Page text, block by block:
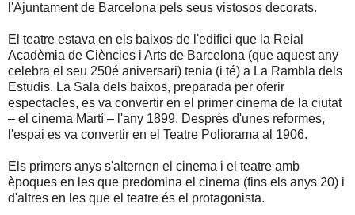
l'Ajuntament de Barcelona pels seus vistosos decorats.
El teatre estava en els baixos de l'edifici que la Reial
Acadèmia de Ciències i Arts de Barcelona (que aquest any
celebra el seu 250é aniversari) tenia (i té) a La Rambla dels
Estudis. La Sala dels baixos, preparada per oferir
espectacles, es va convertir en el primer cinema de la ciutat
– el cinema Martí – l'any 1899. Després d'unes reformes,
l'espai es va convertir en el Teatre Poliorama al 1906.
Els primers anys s'alternen el cinema i el teatre amb
èpoques en les que predomina el cinema (fins els anys 20) i
d'altres en les que el teatre és el protagonista.